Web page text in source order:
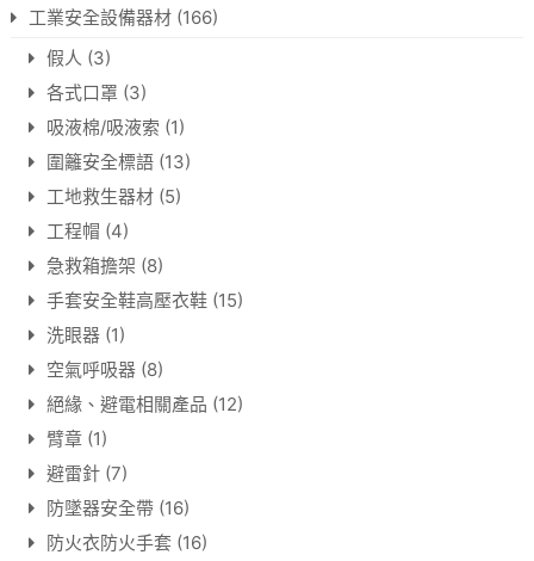
工業安全設備器材 (166)
假人 (3)
各式口罩 (3)
吸液棉/吸液索 (1)
圍籬安全標語 (13)
工地救生器材 (5)
工程帽 (4)
急救箱擔架 (8)
手套安全鞋高壓衣鞋 (15)
洗眼器 (1)
空氣呼吸器 (8)
絕緣、避電相關產品 (12)
臂章 (1)
避雷針 (7)
防墜器安全帶 (16)
防火衣防火手套 (16)